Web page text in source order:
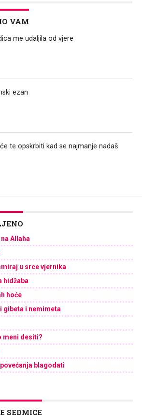
VAM
me udaljila od vjere
ezan
te opskrbiti kad se najmanje nadaš
Allaha
u srce vjernika
hidžaba
hoće
gibeta i nemimeta
meni desiti?
blagodati
SEDMICE